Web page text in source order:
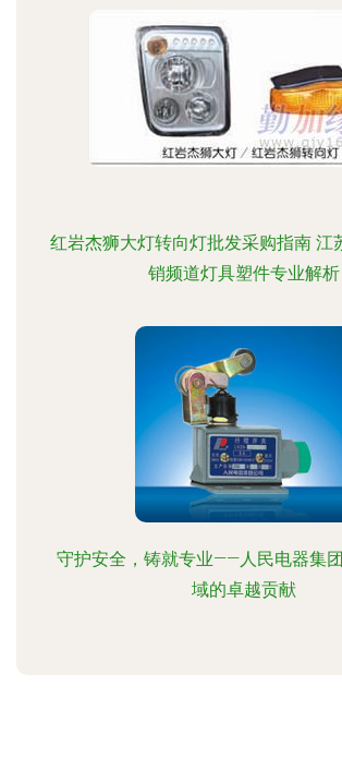
红岩杰狮大灯转向灯批发采购指南 江
销频道灯具塑件专业解析
守护安全，铸就专业——人民电器集
域的卓越贡献